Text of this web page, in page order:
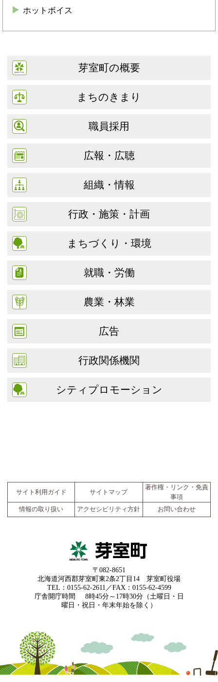
ホットボイス
芽室町の概要
まちのきまり
職員採用
広報・広聴
組織・情報
行政・施策・計画
まちづくり・環境
就職・労働
農業・林業
広告
行政関係機関
シティプロモーション
サイト利用ガイド サイトマップ
著作権・リンク・免責
事項
情報の取り扱い
アクセシビリティ方針 お問い合わせ
〒082-8651
北海道河西郡芽室町東2条2丁目14 芽室町役場
TEL：0155-62-2611／FAX：0155-62-4599
庁舎開庁時間
8時45分～17時30分（土曜日・日
曜日・祝日・年末年始を除く）